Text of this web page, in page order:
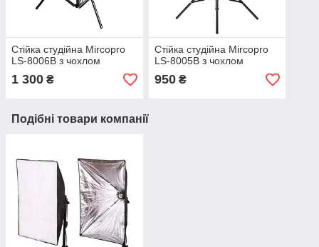
Стійка студійна Mircopro
LS-8006B з чохлом
1 300 ₴
Стійка студійна Mircopro
LS-8005B з чохлом
950₴
Подібні товари компанії